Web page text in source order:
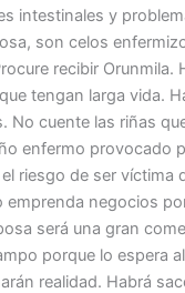
intestinales y
son celos
recibir Orunmila.
tengan larga vida.
No cuente las riñas
enfermo provocado
riesgo de ser víctima
emprenda negocios
será una gran
porque lo espera
realidad. Habrá